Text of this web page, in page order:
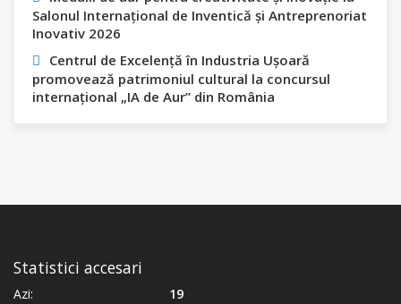
Salonul Internațional de Inventică și Antreprenoriat
Inovativ 2026
Centrul de Excelență în Industria Ușoară
promovează patrimoniul cultural la concursul
internațional „IA de Aur” din România
Statistici accesari
Azi:
19